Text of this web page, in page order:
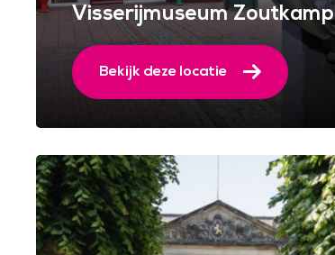
Visserijmuseum Zoutkamp
Bekijk deze locatie